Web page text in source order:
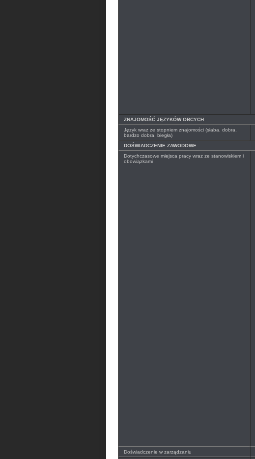
ZNAJOMOŚĆ JĘZYKÓW OBCYCH
Język wraz ze stopniem znajomości (słaba, dobra,
bardzo dobra, biegła)
DOŚWIADCZENIE ZAWODOWE
Dotychczasowe miejsca pracy wraz ze stanowiskiem i
obowiązkami
Doświadczenie w zarządzaniu